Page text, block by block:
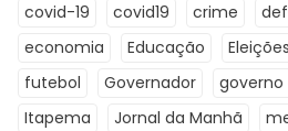
covid-19
covid19 crime
economia
Educação
futebol
Governador governo
Itapema
Jornal da Manhã